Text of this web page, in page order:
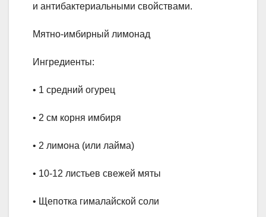
и антибактериальными свойствами.
Мятно-имбирный лимонад
Ингредиенты:
• 1 средний огурец
• 2 см корня имбиря
• 2 лимона (или лайма)
• 10-12 листьев свежей мяты
• Щепотка гималайской соли